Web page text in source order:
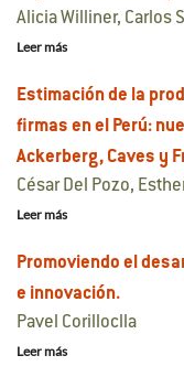
Alicia Williner, Carlos
Leer más
Estimación de la
firmas en el Perú:
Ackerberg, Caves y
César Del Pozo,
Leer más
Promoviendo el
e innovación.
Pavel Corilloclla
Leer más